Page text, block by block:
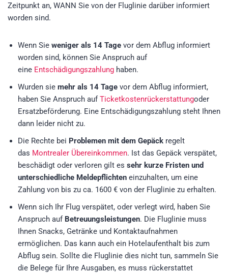
Zeitpunkt an, WANN Sie von der Fluglinie darüber informiert
worden sind.
Wenn Sie weniger als 14 Tage vor dem Abflug informiert
worden sind, können Sie Anspruch auf
eine Entschädigungszahlung haben.
Wurden sie mehr als 14 Tage vor dem Abflug informiert,
haben Sie Anspruch aufTicketkostenrückerstattungoder
Ersatzbeförderung. Eine Entschädigungszahlung steht Ihnen
dann leider nicht zu.
Die Rechte bei Problemen mit dem Gepäck regelt
das Montrealer Übereinkommen. Ist das Gepäck verspätet,
beschädigt oder verloren gilt es sehr kurze Fristen und
unterschiedliche Meldepflichten einzuhalten, um eine
Zahlung von bis zu ca. 1600 € von der Fluglinie zu erhalten.
Wenn sich Ihr Flug verspätet, oder verlegt wird, haben Sie
Anspruch auf Betreuungsleistungen. Die Fluglinie muss
Ihnen Snacks, Getränke und Kontaktaufnahmen
ermöglichen. Das kann auch ein Hotelaufenthalt bis zum
Abflug sein. Sollte die Fluglinie dies nicht tun, sammeln Sie
die Belege für Ihre Ausgaben, es muss rückerstattet